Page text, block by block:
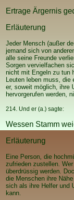
Ertrage Ärgernis
Erläuterung
Jeder Mensch (außer
jemand sich von
alle seine Freunde
Sorgen vervielfachen
nicht mit Engeln zu tun
Leuten leben muss, die
er, soweit möglich, ihre
hervorgerufen werden,
214. Und er (a.) sagte:
Wessen Stamm
Erläuterung
Eine Person, die
zufrieden zustellen.
überdrüssig werden.
die Menschen ihre
sich als ihre Helfer und
kann.